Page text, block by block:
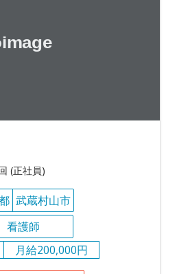
(正社員)
武蔵村山市
看護師
月給200,000円